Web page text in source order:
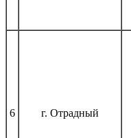
6 г. Отрадный